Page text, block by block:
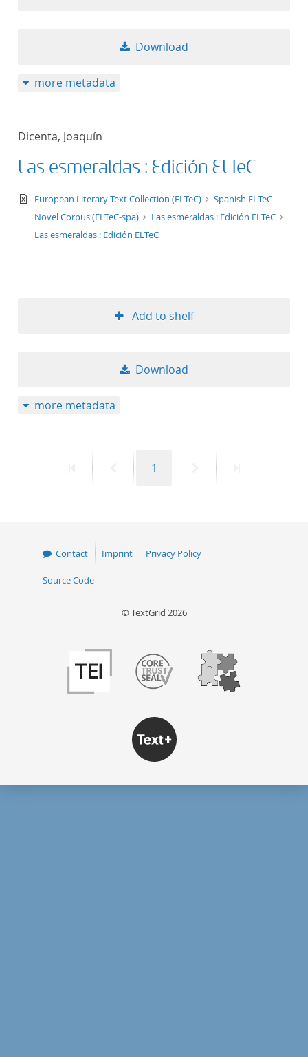
Download
more metadata
Dicenta, Joaquín
Las esmeraldas : Edición ELTeC
text/xml
European Literary Text Collection (ELTeC)
Spanish ELTeC
Novel Corpus (ELTeC-spa)
Las esmeraldas : Edición ELTeC
Las esmeraldas : Edición ELTeC
Add to shelf
Download
more metadata
PreviousPage
1
Contact Imprint Privacy Policy
Source Code
© TextGrid 2026